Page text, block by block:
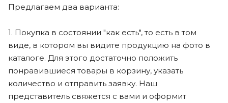
Предлагаем два варианта:
1. Покупка в состоянии "как есть", то есть в том
виде, в котором вы видите продукцию на фото в
каталоге. Для этого достаточно положить
понравившиеся товары в корзину, указать
количество и отправить заявку. Наш
представитель свяжется с вами и оформит